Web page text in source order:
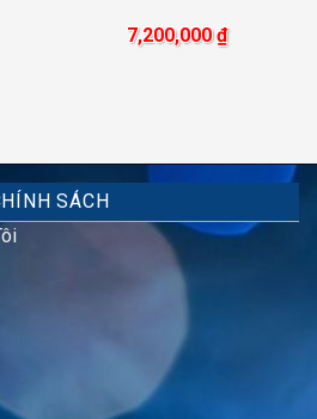
7,200,000₫
SÁCH